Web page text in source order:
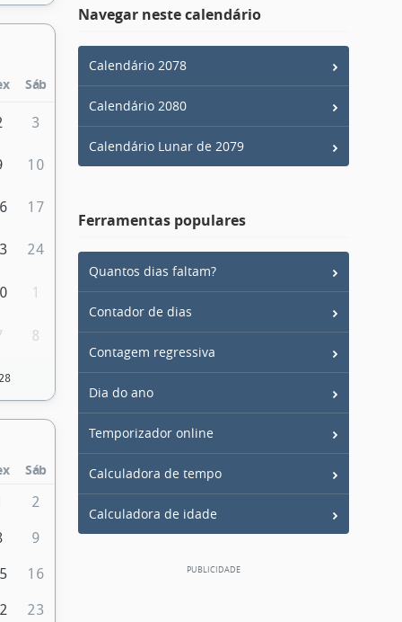
Sáb
3
10
17
24
1
8
Sáb
2
9
16
23
Navegar neste calendário
Calendário 2078
Calendário 2080
Calendário Lunar de 2079
Ferramentas populares
Quantos dias faltam?
Contador de dias
Contagem regressiva
Dia do ano
Temporizador online
Calculadora de tempo
Calculadora de idade